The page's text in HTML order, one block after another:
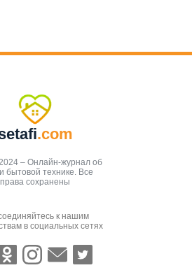
.com
– Онлайн-журнал об
бытовой технике. Все
права сохранены
к нашим
в социальных сетях